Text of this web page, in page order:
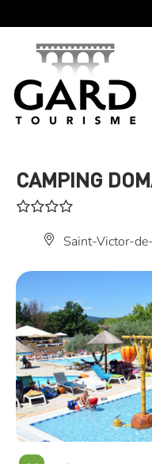
CAMPING
Saint-Victor-